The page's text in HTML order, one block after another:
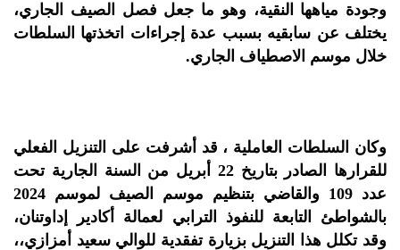
وجودة مياهها النقية، وهو ما جعل فصل الصيف الجاري،
يختلف عن سابقيه بسبب عدة إجراءات اتخذتها السلطات
خلال موسم الاصطياف الجاري.
وكان السلطات العاملية ، قد أشرفت على التنزيل الفعلي
للقرارها الصادر بتاريخ 22 أبريل من السنة الجارية تحت
عدد 109 والقاضي بتنظيم موسم الصيف لموسم 2024
بالشواطئ التابعة للنفوذ الترابي لعمالة أكادير إداوتنان،
وقد تكلل هذا التنزيل بزيارة تفقدية للوالي سعيد أمزازي،،